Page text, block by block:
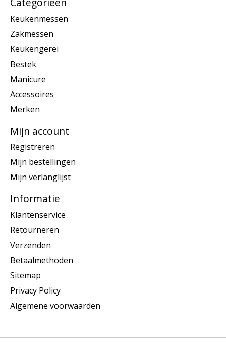
Keukenmessen
Zakmessen
Keukengerei
Bestek
Manicure
Accessoires
Merken
Mijn account
Registreren
Mijn bestellingen
Mijn verlanglijst
Informatie
Klantenservice
Retourneren
Verzenden
Betaalmethoden
Sitemap
Privacy Policy
Algemene voorwaarden